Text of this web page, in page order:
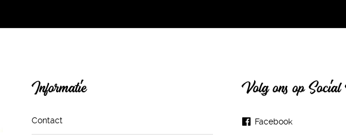
Informatie
Contact
Volg ons op
Facebook